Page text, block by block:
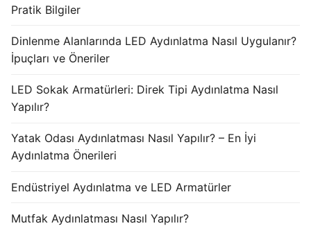
Pratik Bilgiler
Dinlenme Alanlarında LED Aydınlatma Nasıl Uygulanır?
İpuçları ve Öneriler
LED Sokak Armatürleri: Direk Tipi Aydınlatma Nasıl
Yapılır?
Yatak Odası Aydınlatması Nasıl Yapılır? – En İyi
Aydınlatma Önerileri
Endüstriyel Aydınlatma ve LED Armatürler
Mutfak Aydınlatması Nasıl Yapılır?